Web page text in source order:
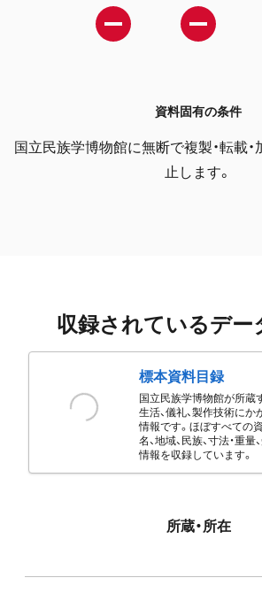
資料固有の条件
国立民族学博物館に無断で複製・転載
止します。
収録されているデー
標本資料目録
国立民族学博物館が所蔵
生活、儀礼、製作技術にか
情報です。ほぼすべての
名、地域、民族、寸法・重
情報を収録しています。
所蔵・所在